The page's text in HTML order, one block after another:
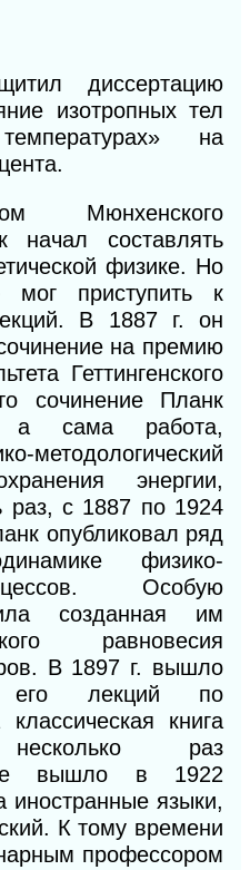
диссертацию
изотропных тел
на
Мюнхенского
начал составлять
физике. Но
приступить к
В 1887 г. он
на премию
Геттингенского
сочинение Планк
а сама работа,
методологический
энергии,
раз, с 1887 по 1924
опубликовал ряд
физико-
Особую
созданная им
равновесия
В 1897 г. вышло
его лекций по
книга
несколько раз
вышло в 1922
иностранные языки,
К тому времени
профессором